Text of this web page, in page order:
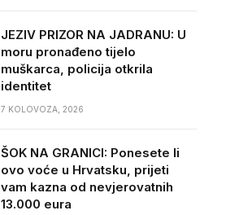
JEZIV PRIZOR NA JADRANU: U
moru pronađeno tijelo
muškarca, policija otkrila
identitet
7 KOLOVOZA, 2026
ŠOK NA GRANICI: Ponesete li
ovo voće u Hrvatsku, prijeti
vam kazna od nevjerovatnih
13.000 eura